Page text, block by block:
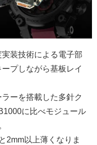
装技術による電子部
プしながら基板レイ
ーを搭載した多針ク
に比べモジュール
2mm以上薄くなりま